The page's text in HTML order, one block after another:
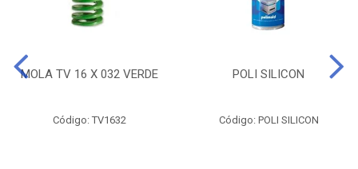
MOLA TV 16 X 032 VERDE
Código: TV1632
POLI SILICON
Código: POLI SILICON